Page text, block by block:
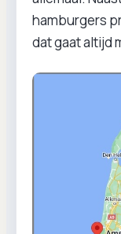
hamburgers
dat gaat altijd